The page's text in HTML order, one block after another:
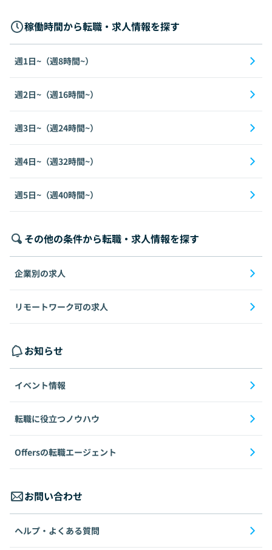
稼働時間から転職・求人情報を探す
週1日~（週8時間~）
週2日~（週16時間~）
週3日~（週24時間~）
週4日~（週32時間~）
週5日~（週40時間~）
その他の条件から転職・求人情報を探す
企業別の求人
リモートワーク可の求人
お知らせ
イベント情報
転職に役立つノウハウ
Offersの転職エージェント
お問い合わせ
ヘルプ・よくある質問